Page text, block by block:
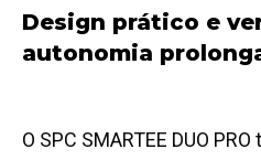
Design prático e
autonomia
O SPC SMARTEE DUO